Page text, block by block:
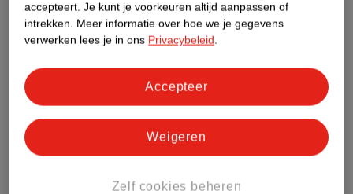
Nature Impact Score
Dit product heeft (nog) geen Nature
Bestel & Bezorginformatie
accepteert. Je kunt je voorkeuren altijd aanpassen of
intrekken. Meer informatie over hoe we je gegevens
verwerken lees je in ons Privacybeleid.
Zelf cookies beheren
Weigeren
Accepteer